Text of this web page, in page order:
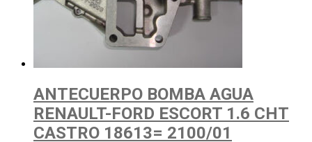
ANTECUERPO BOMBA AGUA
RENAULT-FORD ESCORT 1.6 CHT
CASTRO 18613= 2100/01